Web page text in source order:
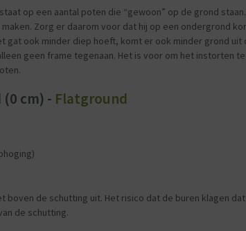
op een aantal poten die “gewoon” op de grond
Zorg er daarom voor dat hij op een ondergrond
gat ook minder diep hoeft, komt er ook minder grond uit
geen frame tegenaan. Het is voor om het instorten
cm) - Flatground
boven de schutting uit. Het risico dat de buren klagen
de schutting.